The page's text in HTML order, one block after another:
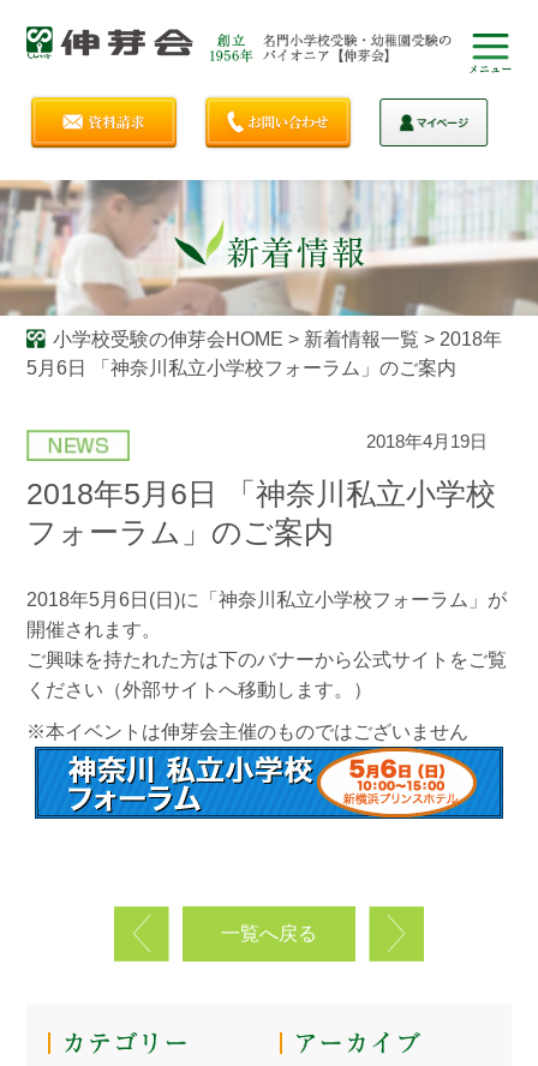
小学校受験の伸芽会HOME > 新着情報一覧 > 2018年
5月6日 「神奈川私立小学校フォーラム」のご案内
2018年4月19日
2018年5月6日 「神奈川私立小学校
フォーラム」のご案内
2018年5月6日(日)に「神奈川私立小学校フォーラム」が
開催されます。
ご興味を持たれた方は下のバナーから公式サイトをご覧
ください（外部サイトへ移動します。）
※本イベントは伸芽会主催のものではございません
一覧へ戻る